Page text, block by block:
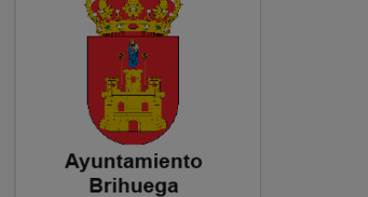
PUBLICIDAD